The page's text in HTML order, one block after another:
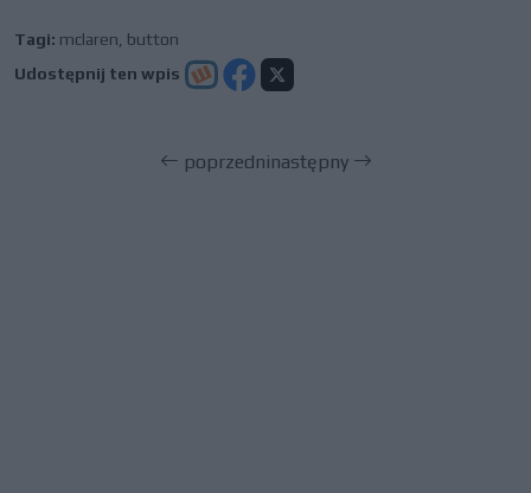
Tagi: mclaren, button
Udostępnij ten wpis
poprzedninastępny